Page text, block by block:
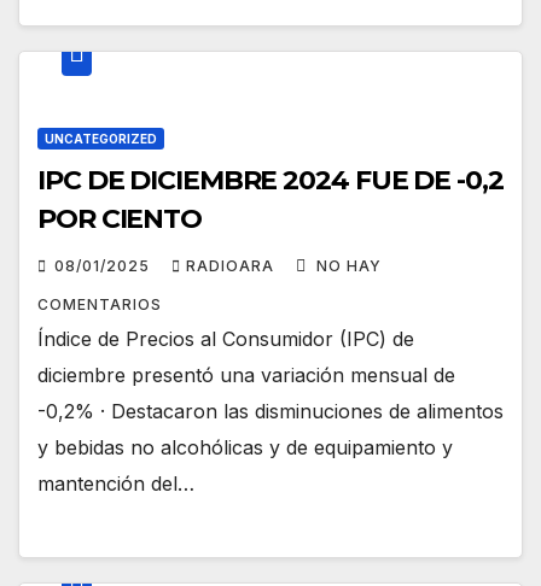
UNCATEGORIZED
IPC DE DICIEMBRE 2024 FUE DE -0,2
POR CIENTO
08/01/2025 RADIOARA NO HAY
COMENTARIOS
Índice de Precios al Consumidor (IPC) de
diciembre presentó una variación mensual de
-0,2% · Destacaron las disminuciones de alimentos
y bebidas no alcohólicas y de equipamiento y
mantención del…